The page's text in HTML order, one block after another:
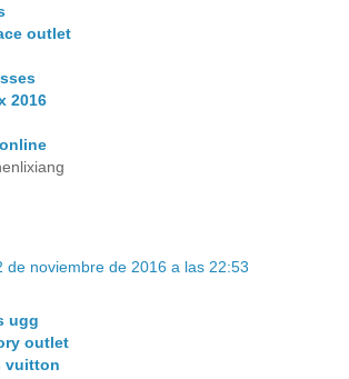
outlet
2016
de noviembre de 2016 a las 22:53
ugg
outlet
vuitton